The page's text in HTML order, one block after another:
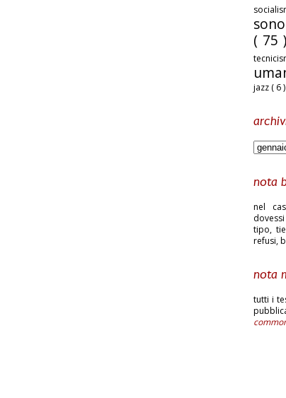
( 75 )
jazz ( 6 )
nota
nel
tipo,
refusi,
nota
tutti i